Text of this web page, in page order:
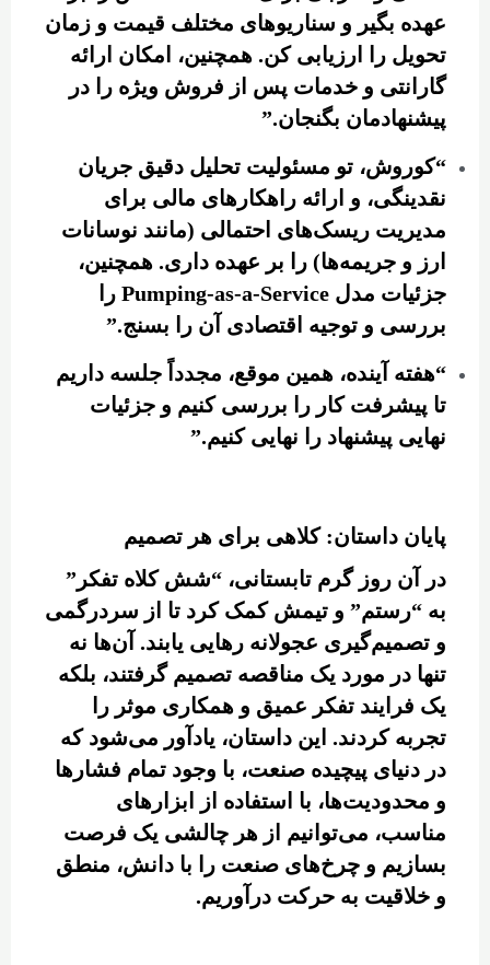
عهده بگیر و سناریوهای مختلف قیمت و زمان
تحویل را ارزیابی کن. همچنین، امکان ارائه
گارانتی و خدمات پس از فروش ویژه را در
پیشنهادمان بگنجان.”
“کوروش، تو مسئولیت تحلیل دقیق جریان
نقدینگی، و ارائه راهکارهای مالی برای
مدیریت ریسک‌های احتمالی (مانند نوسانات
ارز و جریمه‌ها) را بر عهده داری. همچنین،
جزئیات مدل Pumping-as-a-Service را
بررسی و توجیه اقتصادی آن را بسنج.”
“هفته آینده، همین موقع، مجدداً جلسه داریم
تا پیشرفت کار را بررسی کنیم و جزئیات
نهایی پیشنهاد را نهایی کنیم.”
پایان داستان: کلاهی برای هر تصمیم
در آن روز گرم تابستانی، “شش کلاه تفکر”
به “رستم” و تیمش کمک کرد تا از سردرگمی
و تصمیم‌گیری عجولانه رهایی یابند. آن‌ها نه
تنها در مورد یک مناقصه تصمیم گرفتند، بلکه
یک فرایند تفکر عمیق و همکاری موثر را
تجربه کردند. این داستان، یادآور می‌شود که
در دنیای پیچیده صنعت، با وجود تمام فشارها
و محدودیت‌ها، با استفاده از ابزارهای
مناسب، می‌توانیم از هر چالشی یک فرصت
بسازیم و چرخ‌های صنعت را با دانش، منطق
و خلاقیت به حرکت درآوریم.